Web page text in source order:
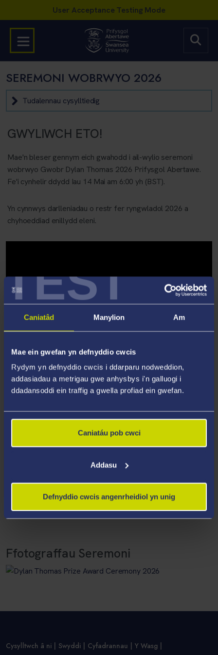
TEST
Caniatâd Manylion Am
Mae ein gwefan yn defnyddio cwcis
Rydym yn defnyddio cwcis i ddarparu nodweddion,
addasiadau a metrigau gwe anhysbys i'n galluogi i
ddadansoddi ein traffig a gwella profiad ein gwefan.
Caniatáu pob cwci
Addasu
Defnyddio cwcis angenrheidiol yn unig
SEREMONI WOBRWYO 2026
Tudalennau cysylltiedig
GWYLIWCH ETO!
Mae'n bleser gennym eich gwahodd i ail-wylio seremoni
wobrwyo Gwobr Dylan Thomas 2026 Prifysgol Abertawe.
Fe'i cynhelir ddydd Iau 14 Mai am 6:00 yh (BST).
Yn cynnwys darlleniadau o restr fer ryngwladol 2026 a
chyhoeddiad enillydd eleni.
Pori'r Rhaglen
Ffotograffau Seremoni
Cysylltwch â ni Swyddi Cyfadrannau Y Wasg